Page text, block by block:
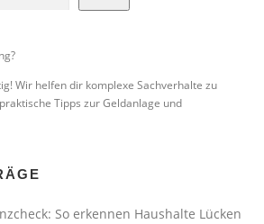
Wir helfen dir komplexe Sachverhalte zu
Tipps zur Geldanlage und
So erkennen Haushalte Lücken